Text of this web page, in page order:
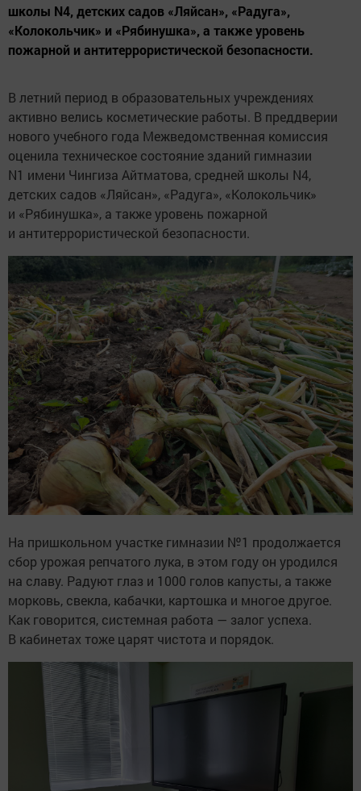
школы N4, детских садов «Ляйсан», «Радуга»,
«Колокольчик» и «Рябинушка», а также уровень
пожарной и антитеррористической безопасности.
В летний период в образовательных учреждениях
активно велись косметические работы. В преддверии
нового учебного года Межведомственная комиссия
оценила техническое состояние зданий гимназии
N1 имени Чингиза Айтматова, средней школы N4,
детских садов «Ляйсан», «Радуга», «Колокольчик»
и «Рябинушка», а также уровень пожарной
и антитеррористической безопасности.
На пришкольном участке гимназии №1 продолжается
сбор урожая репчатого лука, в этом году он уродился
на славу. Радуют глаз и 1000 голов капусты, а также
морковь, свекла, кабачки, картошка и многое другое.
Как говорится, системная работа — залог успеха.
В кабинетах тоже царят чистота и порядок.